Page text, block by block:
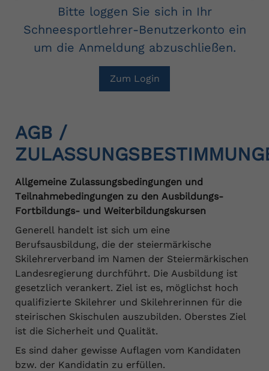
Bitte loggen Sie sich in Ihr
Schneesportlehrer-Benutzerkonto ein
um die Anmeldung abzuschließen.
Zum Login
AGB /
Allgemeine Zulassungsbedingungen und
Teilnahmebedingungen zu den Ausbildungs-
Fortbildungs- und Weiterbildungskursen
Generell handelt ist sich um eine
Berufsausbildung, die der steiermärkische
Skilehrerverband im Namen der Steiermärkischen
Landesregierung durchführt. Die Ausbildung ist
gesetzlich verankert. Ziel ist es, möglichst hoch
qualifizierte Skilehrer und Skilehrerinnen für die
steirischen Skischulen auszubilden. Oberstes Ziel
ist die Sicherheit und Qualität.
Es sind daher gewisse Auflagen vom Kandidaten
bzw. der Kandidatin zu erfüllen.